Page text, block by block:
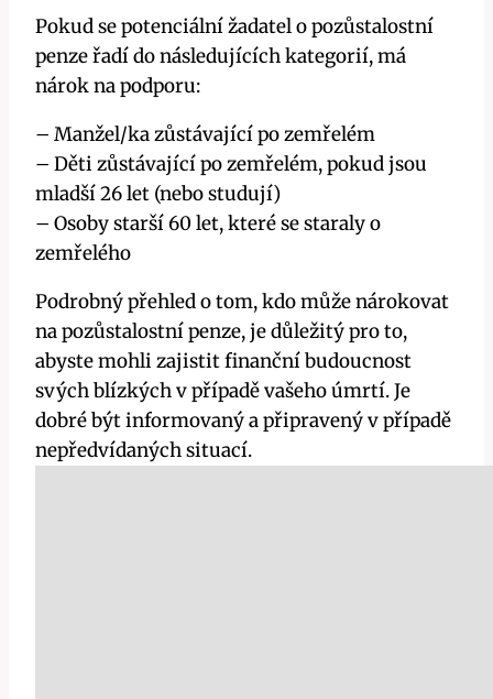
Pokud se potenciální žadatel o pozůstalostní
penze řadí do následujících kategorií, má
nárok na podporu:
– Manžel/ka zůstávající po zemřelém
– Děti zůstávající po zemřelém, pokud jsou
mladší 26 let (nebo studují)
– Osoby starší 60 let, které se staraly o
zemřelého
Podrobný přehled o tom, kdo může nárokovat
na pozůstalostní penze, je důležitý pro to,
abyste mohli zajistit finanční budoucnost
svých blízkých v případě vašeho úmrtí. Je
dobré být informovaný a připravený v případě
nepředvídaných situací.